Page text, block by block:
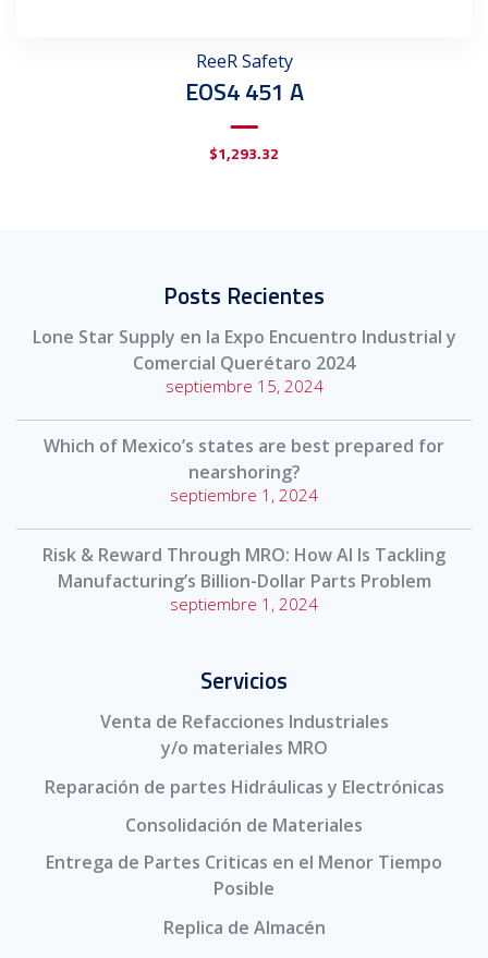
ReeR Safety
EOS4 451 A
$1,293.32
Posts Recientes
Lone Star Supply en la Expo Encuentro Industrial y
Comercial Querétaro 2024
septiembre 15, 2024
Which of Mexico’s states are best prepared for
nearshoring?
septiembre 1, 2024
Risk & Reward Through MRO: How AI Is Tackling
Manufacturing’s Billion-Dollar Parts Problem
septiembre 1, 2024
Servicios
Venta de Refacciones Industriales
y/o materiales MRO
Reparación de partes Hidráulicas y Electrónicas
Consolidación de Materiales
Entrega de Partes Criticas en el Menor Tiempo
Posible
Replica de Almacén